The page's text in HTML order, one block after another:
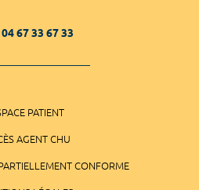
04 67 33 67 33
PATIENT
AGENT CHU
CONFORME